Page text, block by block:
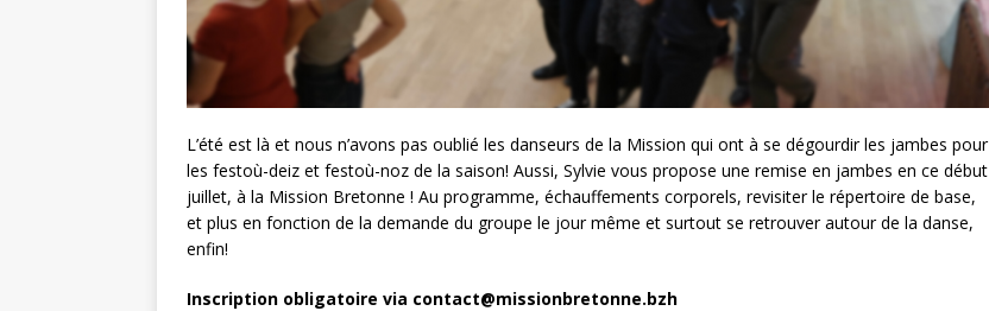
L’été est là et nous n’avons pas oublié les danseurs de la Mission qui ont à se dégourdir les jambes pour
les festoù-deiz et festoù-noz de la saison! Aussi, Sylvie vous propose une remise en jambes en ce début
juillet, à la Mission Bretonne ! Au programme, échauffements corporels, revisiter le répertoire de base,
et plus en fonction de la demande du groupe le jour même et surtout se retrouver autour de la danse,
enfin!
Inscription obligatoire via contact@missionbretonne.bzh